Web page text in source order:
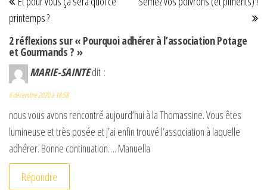
printemps ?
2 réflexions sur « Pourquoi adhérer à l’association Potage
et Gourmands ? »
MARIE-SAINTEdit :
6 décembre 2020 à 18:58
nous vous avons rencontré aujourd’hui à la Thomassine. Vous êtes
lumineuse et très posée et j’ai enfin trouvé l’association à laquelle
adhérer. Bonne continuation…. Manuella
Répondre